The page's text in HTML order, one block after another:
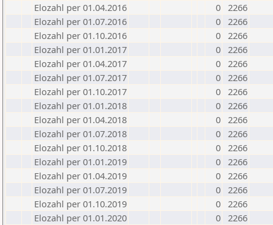
Elozahl per 01.04.2016
0 2266
Elozahl per 01.07.2016
0 2266
Elozahl per 01.10.2016
0 2266
Elozahl per 01.01.2017
0 2266
Elozahl per 01.04.2017
0 2266
Elozahl per 01.07.2017
0 2266
Elozahl per 01.10.2017
0 2266
Elozahl per 01.01.2018
0 2266
Elozahl per 01.04.2018
0 2266
Elozahl per 01.07.2018
0 2266
Elozahl per 01.10.2018
0 2266
Elozahl per 01.01.2019
0 2266
Elozahl per 01.04.2019
0 2266
Elozahl per 01.07.2019
0 2266
Elozahl per 01.10.2019
0 2266
Elozahl per 01.01.2020
0 2266